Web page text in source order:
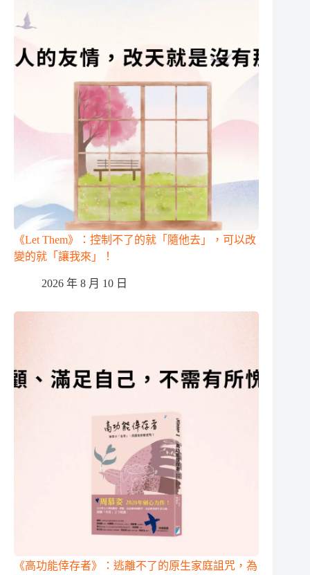
《Let Them》：控制不了的就「隨他去」，可以改
變的就「讓我來」！
2026 年 8 月 10 日
《高功能倖存者》：逃離不了的原生家庭詛咒，為